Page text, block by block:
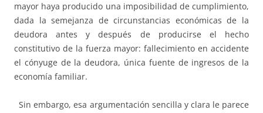
mayor haya producido una imposibilidad de cumplimiento,
dada la semejanza de circunstancias económicas de la
deudora antes y después de producirse el hecho
constitutivo de la fuerza mayor: fallecimiento en accidente
el cónyuge de la deudora, única fuente de ingresos de la
economía familiar.
Sin embargo, esa argumentación sencilla y clara le parece